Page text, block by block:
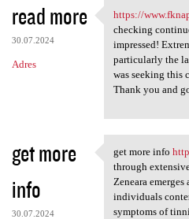
read more
30.07.2024
Adres
https://
https://
checking
impressed!
particularly the
was seeking this
Thank you and
get more
info
30.07.2024
get more info
get more info
through
Zeneara
individuals
symptoms of